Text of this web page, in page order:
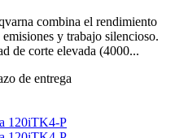
combina el rendimiento
y trabajo silencioso.
de corte elevada (4000...
de entrega